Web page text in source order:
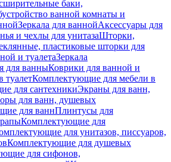
баки,
ванной комнаты и
Зеркала для ваннойАксессуары для
и чехлы для унитазаШторки,
пластиковые шторки для
и туалетаЗеркала
для ванныКоврики для ванной и
туалетКомплектующие для мебели в
для сантехникиЭкраны для ванн,
для ванн, душевых
для ваннПлинтусы для
Комплектующие для
для унитазов, писсуаров,
Комплектующие для душевых
для сифонов,